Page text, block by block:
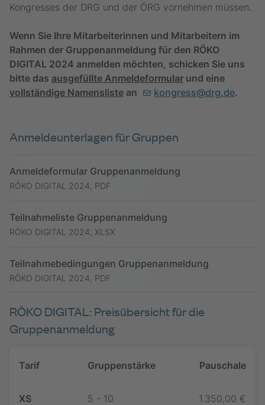
Kongresses der DRG und der ÖRG vornehmen müssen.
Wenn Sie Ihre Mitarbeiterinnen und Mitarbeitern im
Rahmen der Gruppenanmeldung für den RÖKO
DIGITAL 2024 anmelden möchten, schicken Sie uns
bitte das ausgefüllte Anmeldeformular und eine
vollständige Namensliste an kongress@drg.de.
Anmeldeunterlagen für Gruppen
Anmeldeformular Gruppenanmeldung
RÖKO DIGITAL 2024, PDF
Teilnahmeliste Gruppenanmeldung
RÖKO DIGITAL 2024, XLSX
Teilnahmebedingungen Gruppenanmeldung
RÖKO DIGITAL 2024, PDF
RÖKO DIGITAL: Preisübersicht für die
Gruppenanmeldung
Tarif Gruppenstärke Pauschale
XS 5 - 10 1.350,00 €